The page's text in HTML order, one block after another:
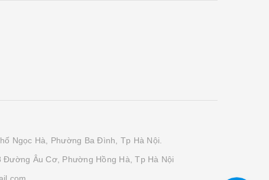
Ngọc Hà, Phường Ba Đình, Tp Hà Nội.
Âu Cơ, Phường Hồng Hà, Tp Hà Nội